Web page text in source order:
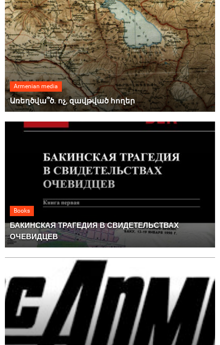
Armenian media
Առեղծվա՞ծ. ոչ, զավթված հողեր
Books
БАКИНСКАЯ ТРАГЕДИЯ В СВИДЕТЕЛЬСТВАХ
ОЧЕВИДЦЕВ